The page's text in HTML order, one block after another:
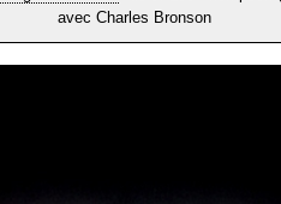
avec Charles Bronson